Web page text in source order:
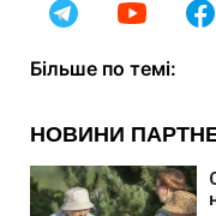
Більше по темі: